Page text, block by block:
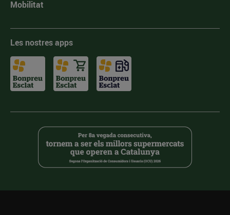
Mobilitat
Les nostres apps